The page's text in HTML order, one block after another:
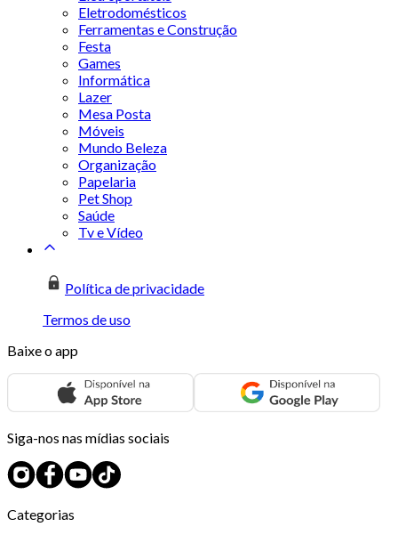
Eletrodomésticos
Ferramentas e Construção
Festa
Games
Informática
Lazer
Mesa Posta
Móveis
Mundo Beleza
Organização
Papelaria
Pet Shop
Saúde
Tv e Vídeo
Política de privacidade
Termos de uso
Baixe o app
Siga-nos nas mídias sociais
Categorias